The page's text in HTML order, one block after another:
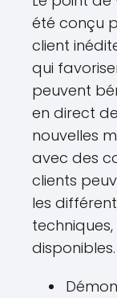
été conçu
client
qui
peuvent
en direct
nouvelles
avec des
clients
les
disponibles.